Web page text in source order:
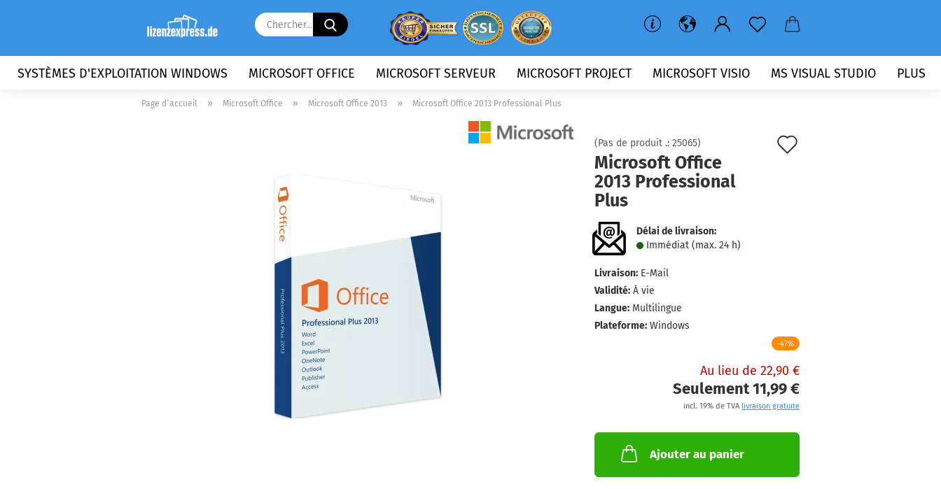
Chercher...
SYSTÈMES D'EXPLOITATION WINDOWS MICROSOFT OFFICE MICROSOFT SERVEUR MICROSOFT PROJECT MICROSOFT VISIO MS VISUAL STUDIO PLUS
Page d`accueil » Microsoft Office » Microsoft Office 2013 » Microsoft Office 2013 Professional Plus
(Pas de produit .: 25065)
Microsoft Office
2013 Professional
Plus
Délai de livraison:
Immédiat (max. 24 h)
Livraison: E-Mail
Validité: À vie
Langue: Multilingue
Plateforme: Windows
-47%
Au lieu de 22,90 €
Seulement 11,99 €
incl. 19% de TVA livraison gratuite
Ajouter au panier